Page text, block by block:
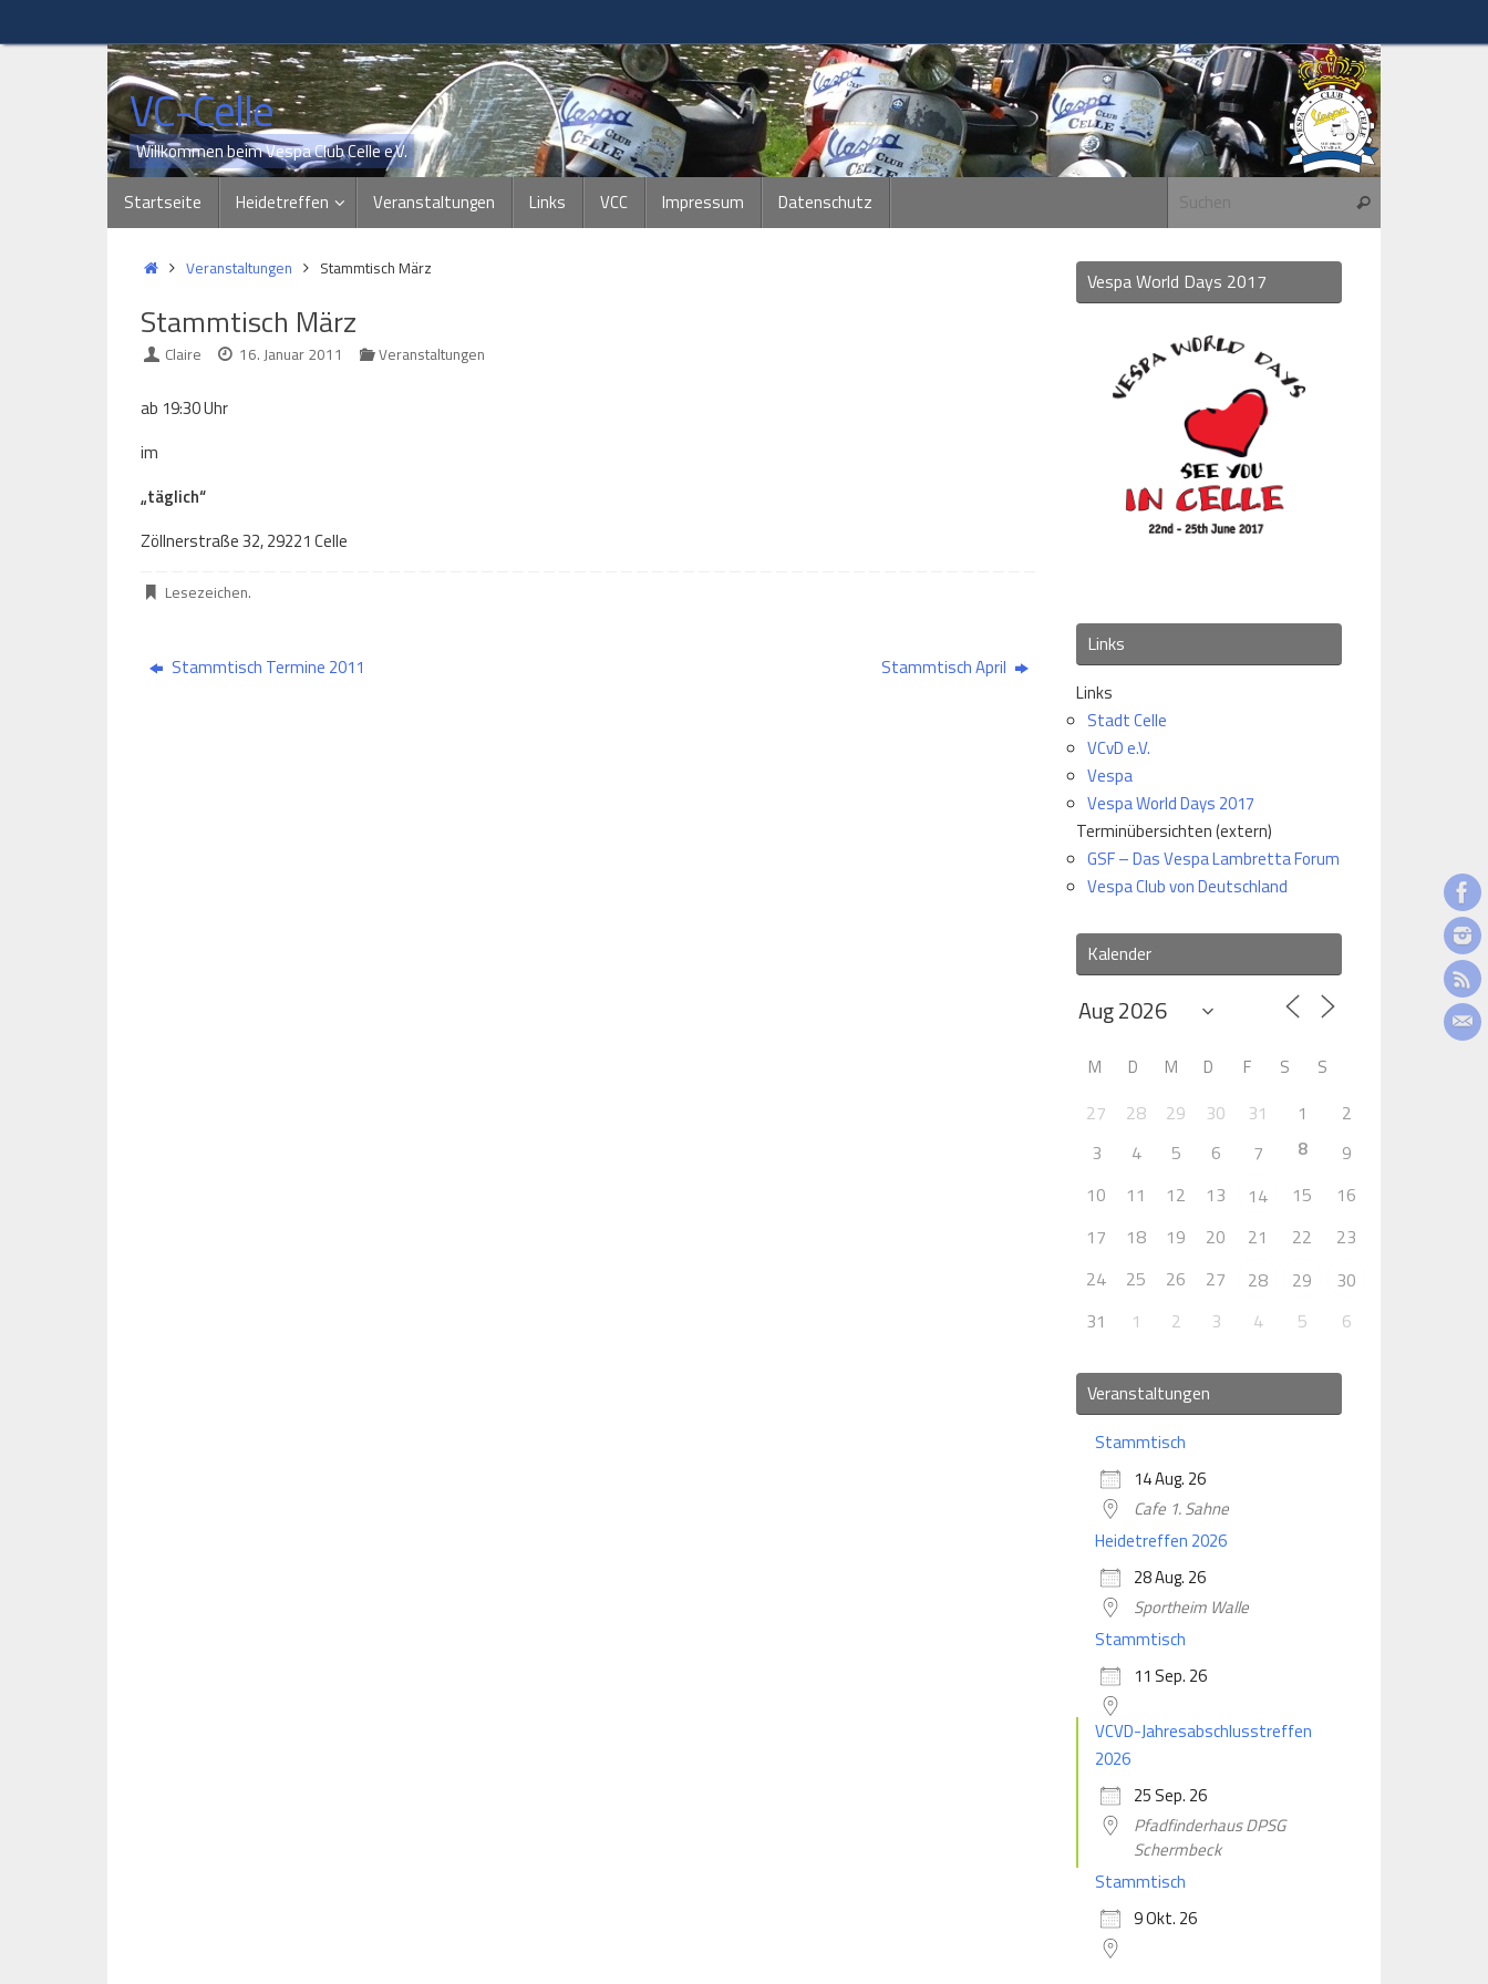
Inhalt
VC-Celle
Willkommen beim Vespa Club Celle e.V.
Inhalt
springen
Startseite Heidetreffen Veranstaltungen Links VCC Impressum Datenschutz Suchen
StartVeranstaltungen Stammtisch März
Stammtisch März
Claire 16. Januar 2011 Veranstaltungen
ab 19:30 Uhr
im
„täglich“
Zöllnerstraße 32, 29221 Celle
Lesezeichen.
Stammtisch Termine 2011 Stammtisch April
Vespa World Days 2017
Links
Links
Stadt Celle
VCvD e.V.
Vespa
Vespa World Days 2017
Terminübersichten (extern)
GSF – Das Vespa Lambretta Forum
Vespa Club von Deutschland
Kalender
M D M D F S S
27 28 29 30 31 1
2
3
4 5 6 7 8
9
10
11 12 13 14 15
16
17
18 19 20 21 22
23
24
25 26 27 28 29
30
31
1 2 3 4 5 6
Veranstaltungen
Stammtisch
14 Aug. 26
Cafe 1. Sahne
Heidetreffen 2026
28 Aug. 26
Sportheim Walle
Stammtisch
11 Sep. 26
VCVD-Jahresabschlusstreffen
2026
25 Sep. 26
Pfadfinderhaus DPSG
Schermbeck
Stammtisch
9 Okt. 26